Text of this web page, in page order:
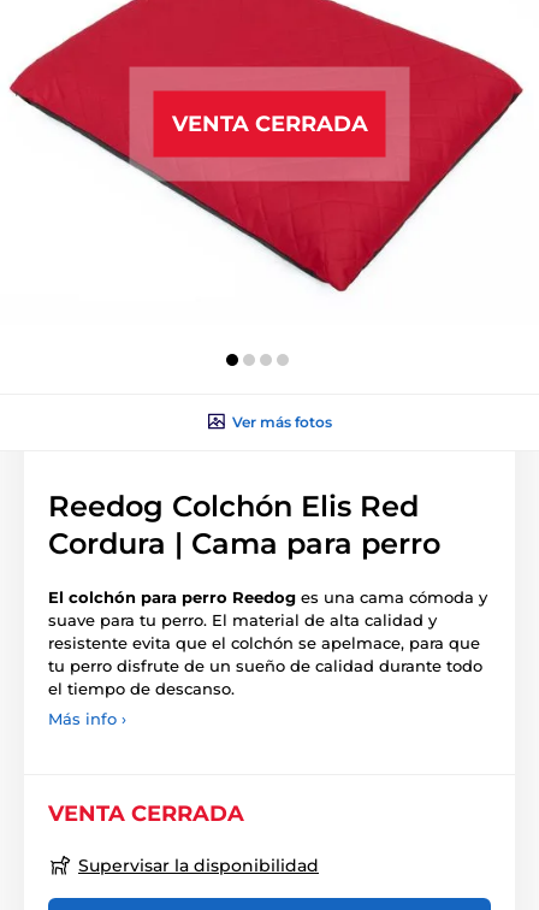
VENTA CERRADA
Ver más fotos
Reedog Colchón Elis Red
Cordura | Cama para perro
El colchón para perro Reedog es una cama cómoda y
suave para tu perro. El material de alta calidad y
resistente evita que el colchón se apelmace, para que
tu perro disfrute de un sueño de calidad durante todo
el tiempo de descanso.
Más info ›
VENTA CERRADA
Supervisar la disponibilidad